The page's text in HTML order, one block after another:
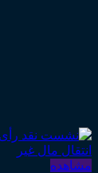
مشاهده